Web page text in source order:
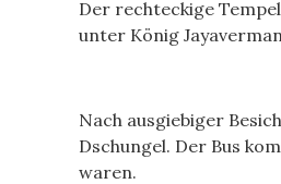
Der rechteckige
unter König
Nach ausgiebiger
Dschungel. Der Bus
waren.